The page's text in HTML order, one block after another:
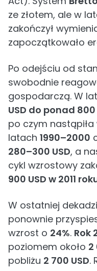
ze złotem, ale w
zakończył
zapoczątkowało
Po odejściu od
swobodnie
gospodarczą. W
USD do ponad
po czym
latach 1990–2000
280–300 USD, a
cykl wzrostowy
900 USD w 2011
W ostatniej
ponownie
wzrost o 24%. Rok
poziomem około 2
pobliżu 2 700 USD.